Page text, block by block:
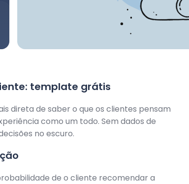
template grátis
direta de saber o que os clientes pensam
como um todo. Sem dados de
no escuro.
de o cliente recomendar a